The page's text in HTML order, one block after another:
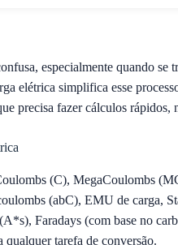
especialmente quando
elétrica simplifica esse
precisa fazer cálculos rápidos,
(C), MegaCoulombs
(abC), EMU de carga,
Faradays (com base no
qualquer tarefa de conversão.